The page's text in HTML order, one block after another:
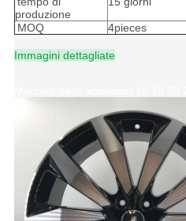
produzione
MOQ 4pieces
Immagini dettagliate